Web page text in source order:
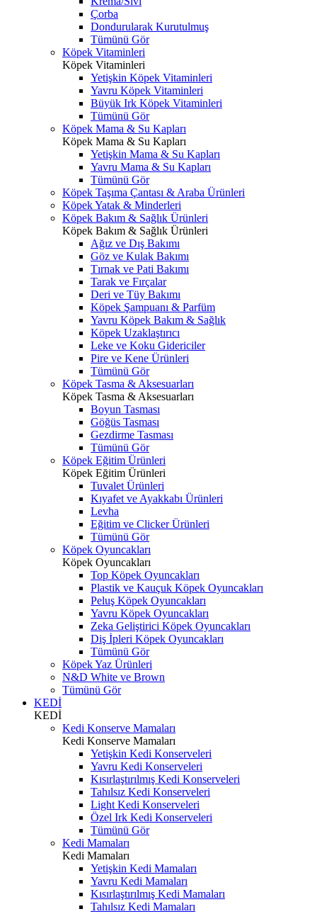
Çorba
Dondurularak Kurutulmuş
Tümünü Gör
Köpek Vitaminleri
Köpek Vitaminleri
Yetişkin Köpek Vitaminleri
Yavru Köpek Vitaminleri
Büyük Irk Köpek Vitaminleri
Tümünü Gör
Köpek Mama & Su Kapları
Köpek Mama & Su Kapları
Yetişkin Mama & Su Kapları
Yavru Mama & Su Kapları
Tümünü Gör
Köpek Taşıma Çantası & Araba Ürünleri
Köpek Yatak & Minderleri
Köpek Bakım & Sağlık Ürünleri
Köpek Bakım & Sağlık Ürünleri
Ağız ve Dış Bakımı
Göz ve Kulak Bakımı
Tırnak ve Pati Bakımı
Tarak ve Fırçalar
Deri ve Tüy Bakımı
Köpek Şampuanı & Parfüm
Yavru Köpek Bakım & Sağlık
Köpek Uzaklaştırıcı
Leke ve Koku Gidericiler
Pire ve Kene Ürünleri
Tümünü Gör
Köpek Tasma & Aksesuarları
Köpek Tasma & Aksesuarları
Boyun Tasması
Göğüs Tasması
Gezdirme Tasması
Tümünü Gör
Köpek Eğitim Ürünleri
Köpek Eğitim Ürünleri
Tuvalet Ürünleri
Kıyafet ve Ayakkabı Ürünleri
Levha
Eğitim ve Clicker Ürünleri
Tümünü Gör
Köpek Oyuncakları
Köpek Oyuncakları
Top Köpek Oyuncakları
Plastik ve Kauçuk Köpek Oyuncakları
Peluş Köpek Oyuncakları
Yavru Köpek Oyuncakları
Zeka Geliştirici Köpek Oyuncakları
Diş İpleri Köpek Oyuncakları
Tümünü Gör
Köpek Yaz Ürünleri
N&D White ve Brown
Tümünü Gör
KEDİ
KEDİ
Kedi Konserve Mamaları
Kedi Konserve Mamaları
Yetişkin Kedi Konserveleri
Yavru Kedi Konserveleri
Kısırlaştırılmış Kedi Konserveleri
Tahılsız Kedi Konserveleri
Light Kedi Konserveleri
Özel Irk Kedi Konserveleri
Tümünü Gör
Kedi Mamaları
Kedi Mamaları
Yetişkin Kedi Mamaları
Yavru Kedi Mamaları
Kısırlaştırılmış Kedi Mamaları
Tahılsız Kedi Mamaları